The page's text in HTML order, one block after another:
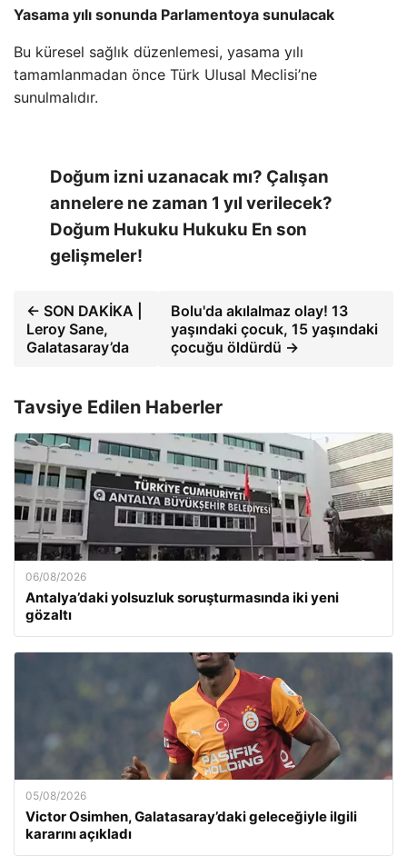
Yasama yılı sonunda Parlamentoya sunulacak
Bu küresel sağlık düzenlemesi, yasama yılı
tamamlanmadan önce Türk Ulusal Meclisi’ne
sunulmalıdır.
Doğum izni uzanacak mı? Çalışan
annelere ne zaman 1 yıl verilecek?
Doğum Hukuku Hukuku En son
gelişmeler!
← SON DAKİKA |
Leroy Sane,
Galatasaray’da
Bolu'da akılalmaz olay! 13
yaşındaki çocuk, 15 yaşındaki
çocuğu öldürdü →
Tavsiye Edilen Haberler
06/08/2026
Antalya’daki yolsuzluk soruşturmasında iki yeni
gözaltı
05/08/2026
Victor Osimhen, Galatasaray’daki geleceğiyle ilgili
kararını açıkladı